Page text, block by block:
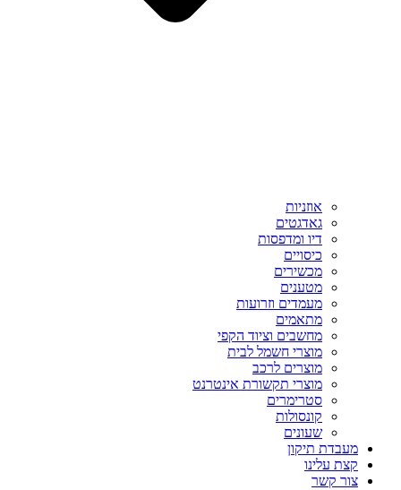
אוזניות
גאדגטים
דיו ומדפסות
כיסויים
מכשירים
מטענים
מעמדים וזרועות
מתאמים
מחשבים וציוד הקפי
מוצרי חשמל לבית
מוצרים לרכב
מוצרי תקשורת אינטרנט
סטרימרים
קונסולות
שעונים
מעבדת תיקון
קצת עלינו
צור קשר